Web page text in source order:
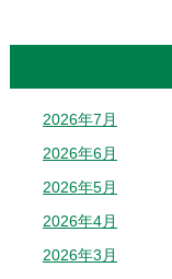
2026年7月
2026年6月
2026年5月
2026年4月
2026年3月